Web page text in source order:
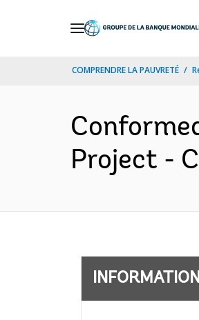
COMPRENDRE LA PAUVRETÉ
Project -